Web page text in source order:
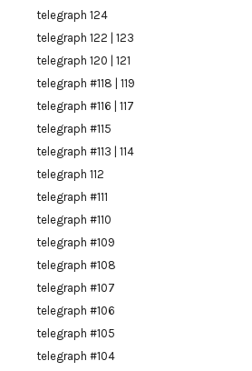
telegraph 124
telegraph 122 | 123
telegraph 120 | 121
telegraph #118 | 119
telegraph #116 | 117
telegraph #115
telegraph #113 | 114
telegraph 112
telegraph #111
telegraph #110
telegraph #109
telegraph #108
telegraph #107
telegraph #106
telegraph #105
telegraph #104